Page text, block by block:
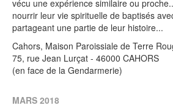
vécu une expérience similaire ou
nourrir leur vie spirituelle de baptisés
partageant une partie de leur histoire...
Cahors, Maison Paroissiale de Terre
75, rue Jean Lurçat - 46000 CAHORS
(en face de la Gendarmerie)
MARS 2018